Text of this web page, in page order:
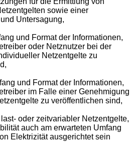
sowie einer
Untersagung,
und Format der Informationen,
oder Netznutzer bei der
Netzentgelte zu
und Format der Informationen,
im Falle einer Genehmigung
zu veröffentlichen sind,
oder zeitvariabler Netzentgelte,
auch am erwarteten Umfang
Elektrizität ausgerichtet sein